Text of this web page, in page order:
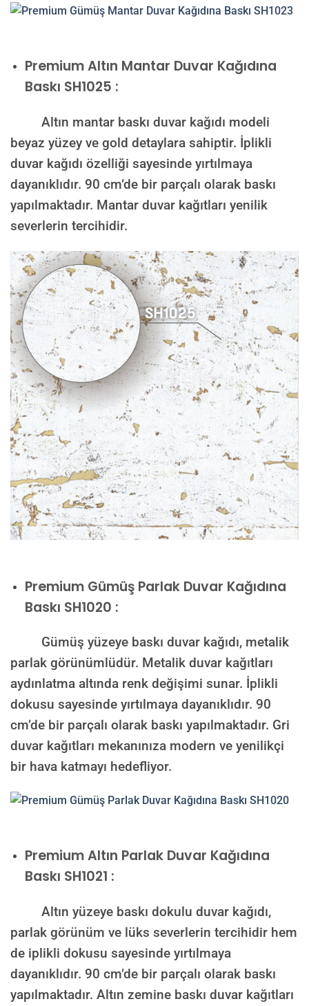
PremiumAltın Mantar Duvar Kağıdına
Baskı SH1025 :
Altın mantar baskı duvar kağıdı modeli
beyaz yüzey ve gold detaylara sahiptir. İplikli
duvar kağıdı özelliği sayesinde yırtılmaya
dayanıklıdır. 90 cm’de bir parçalı olarak baskı
yapılmaktadır. Mantar duvar kağıtları yenilik
severlerin tercihidir.
Premium Gümüş Parlak Duvar Kağıdına
Baskı SH1020 :
Gümüş yüzeye baskı duvar kağıdı, metalik
parlak görünümlüdür. Metalik duvar kağıtları
aydınlatma altında renk değişimi sunar. İplikli
dokusu sayesinde yırtılmaya dayanıklıdır. 90
cm’de bir parçalı olarak baskı yapılmaktadır. Gri
duvar kağıtları mekanınıza modern ve yenilikçi
bir hava katmayı hedefliyor.
PremiumAltın Parlak Duvar Kağıdına
Baskı SH1021 :
Altın yüzeye baskı dokulu duvar kağıdı,
parlak görünüm ve lüks severlerin tercihidir hem
de iplikli dokusu sayesinde yırtılmaya
dayanıklıdır. 90 cm’de bir parçalı olarak baskı
yapılmaktadır. Altın zemine baskı duvar kağıtları